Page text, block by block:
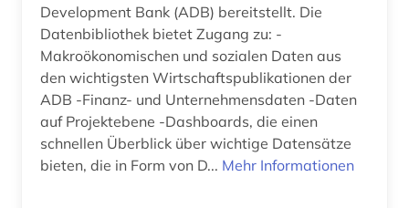
denkfabrik (1)
design &amp; publishing (1)
designrecht (1)
designschutz (5)
Development Bank (ADB) bereitstellt. Die
Datenbibliothek bietet Zugang zu: -
Makroökonomischen und sozialen Daten aus
den wichtigsten Wirtschaftspublikationen der
ADB -Finanz- und Unternehmensdaten -Daten
auf Projektebene -Dashboards, die einen
schnellen Überblick über wichtige Datensätze
bieten, die in Form von D... Mehr Informationen